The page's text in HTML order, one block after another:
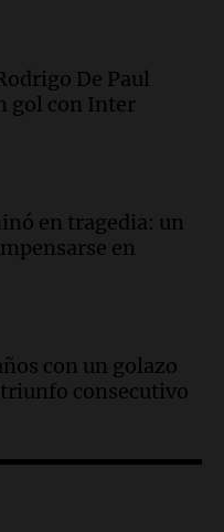
Privada: el revés
una debilidad
para una
turistas y el
Vincha
de Pourrain:
para
regresó"
retiraron hasta
De Paul
gol con Inter
en tragedia: un
en
con un golazo
consecutivo